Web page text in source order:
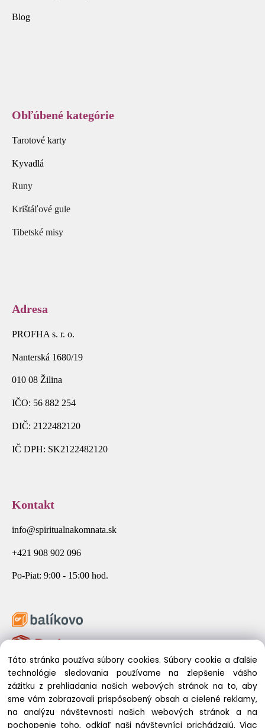
Blog
Obľúbené kategórie
Tarotové karty
Kyvadlá
Runy
Krištáľové gule
Tibetské misy
Adresa
PROFHA s. r. o.
Nanterská 1680/19
010 08 Žilina
IČO: 56 882 254
DIČ: 2122482120
IČ DPH: SK2122482120
Kontakt
info@spiritualnakomnata.sk
+421 908 902 096
Po-Piat: 9:00 - 15:00 hod.
Táto stránka používa súbory cookies. Súbory cookie a ďalšie
technológie sledovania používame na zlepšenie vášho
zážitku z prehliadania našich webových stránok na to, aby
sme vám zobrazovali prispôsobený obsah a cielené reklamy,
na analýzu návštevnosti našich webových stránok a na
pochopenie toho, odkiaľ naši návštevníci prichádzajú.Viac